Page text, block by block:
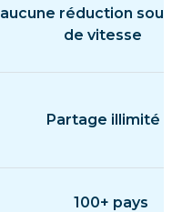
aucune réduction
de vitesse
Partage illimité
100+ pays